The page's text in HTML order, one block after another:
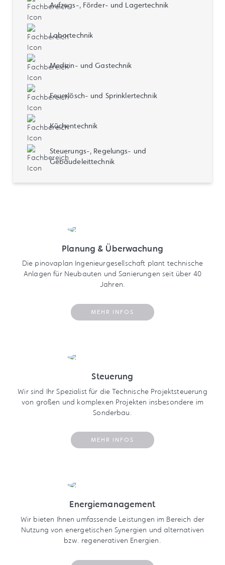
Aufzugs-, Förder- und Lagertechnik
Labortechnik
Medizin- und Gastechnik
Feuerlösch- und Sprinklertechnik
Küchentechnik
Steuerungs-, Regelungs- und
Gebäudeleittechnik
Planung & Überwachung
Die pinovaplan Ingenieurgesellschaft plant technische
Anlagen für Neubauten und Sanierungen seit über 40
Jahren.
MEHR INFOS
Steuerung
Wir sind Ihr Spezialist für die Technische Projektsteuerung
von großen und komplexen Projekten insbesondere im
Sonderbau.
MEHR INFOS
Energiemanagement
Wir bieten Ihnen umfassende Leistungen im Bereich der
Nutzung von energetischen Synergien und alternativen
bzw. regenerativen Energien.